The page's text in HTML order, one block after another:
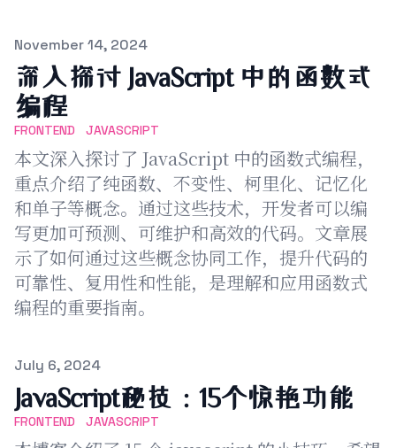
Published on
November 14, 2024
深入探讨 JavaScript 中的函数式
编程
FRONTEND JAVASCRIPT
本文深入探讨了 JavaScript 中的函数式编程，
重点介绍了纯函数、不变性、柯里化、记忆化
和单子等概念。通过这些技术，开发者可以编
写更加可预测、可维护和高效的代码。文章展
示了如何通过这些概念协同工作，提升代码的
可靠性、复用性和性能，是理解和应用函数式
编程的重要指南。
Published on
July 6, 2024
JavaScript秘技：15个惊艳功能
FRONTEND JAVASCRIPT